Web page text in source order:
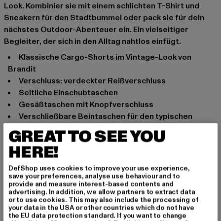
Look. Kombinier sie mit einem schlichten T-Shirt und
Sneakern für den Stadtbummel oder pack sie für dein
nächstes Outdoor-Abenteuer ein. Ein vielseitiger
Begleiter, der sich in den Alltag nahtlos einfügt.
klassische Cargo-Shorts im Vintage-Look von
Brandit
Verschluss: verdeckter Reißverschluss
seitliche Einschubtaschen
Gesäßtaschen mit Knopfverschluss
verschließbare Beintaschen für den typischen
Cargo-Look
Tunnelzug im Bund und Beinsaum zur
Passformregulierung
robustes und widerstandsfähiges
Baumwollmaterial bietet langlebigen Tragekomfort
weit geschnitten
Anlass: Alltag, Basic
Schnitt: Normal
GREAT TO SEE YOU
HERE!
DefShop uses cookies to improve your use experience,
save your preferences, analyse use behaviour and to
provide and measure interest-based contents and
advertising. In addition, we allow partners to extract data
or to use cookies. This may also include the processing of
your data in the USA or other countries which do not have
the EU data protection standard. If you want to change